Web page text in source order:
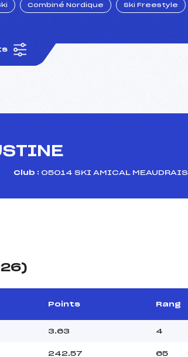
Combiné Nordique Ski Freestyle
Club : 05014 SKI AMICAL MEAUDRAIS
Points Rang
3.63 4
242.57 65